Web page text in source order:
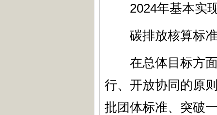
2024年基本实现
碳排放核算标准
在总体目标方面
行、开放协同的原
批团体标准、突破